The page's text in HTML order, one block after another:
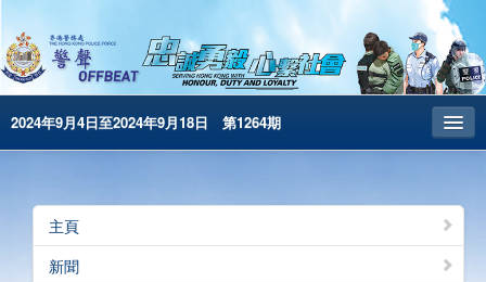
2024年9月4日至2024年9月18日 第1264期
昔日警聲
警務處主頁
主頁
新聞